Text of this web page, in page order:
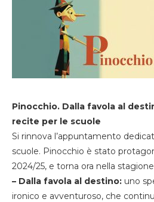
Pinocchio. Dalla favola al
recite per le scuole
Si rinnova l’appuntamento
scuole. Pinocchio è stato
2024/25, e torna ora nella
– Dalla favola al destino: uno
ironico e avventuroso, che